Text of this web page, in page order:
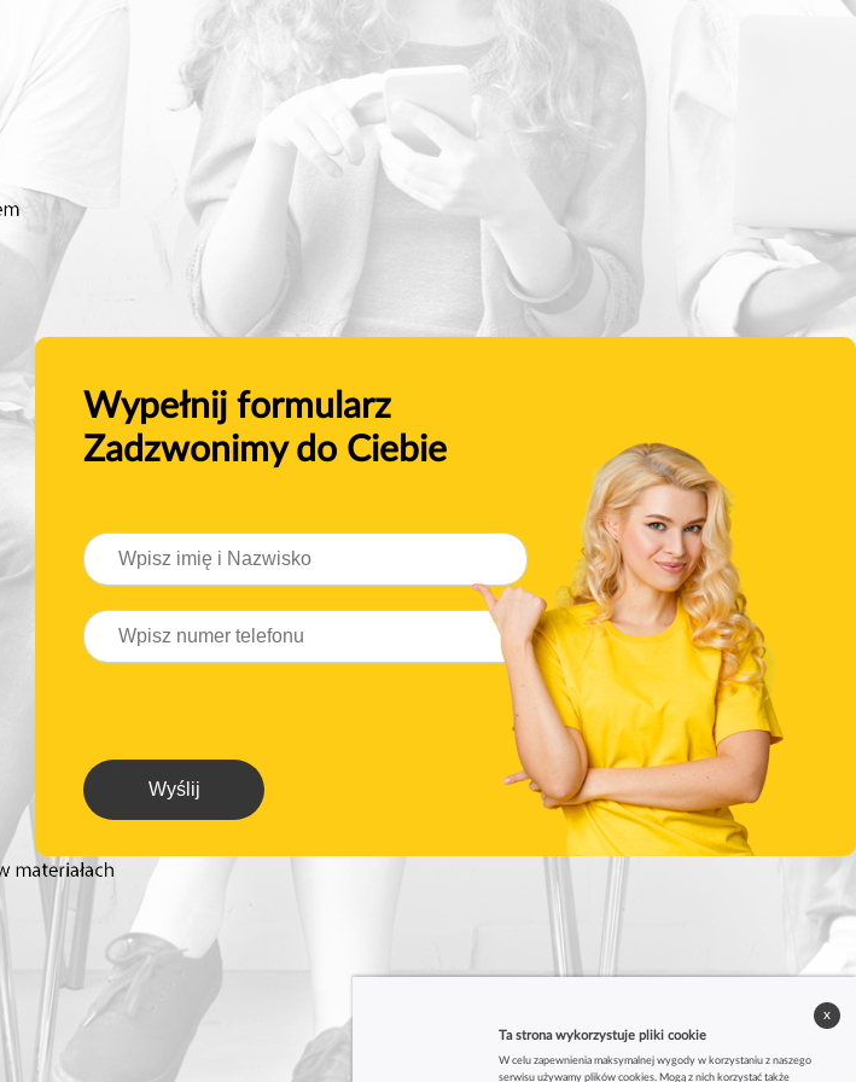
Wypełnij formularz
Zadzwonimy do Ciebie
Wyślij
Ta strona wykorzystuje pliki cookie
W celu zapewnienia maksymalnej wygody w korzystaniu z naszego
serwisu używamy plików cookies. Mogą z nich korzystać także
x